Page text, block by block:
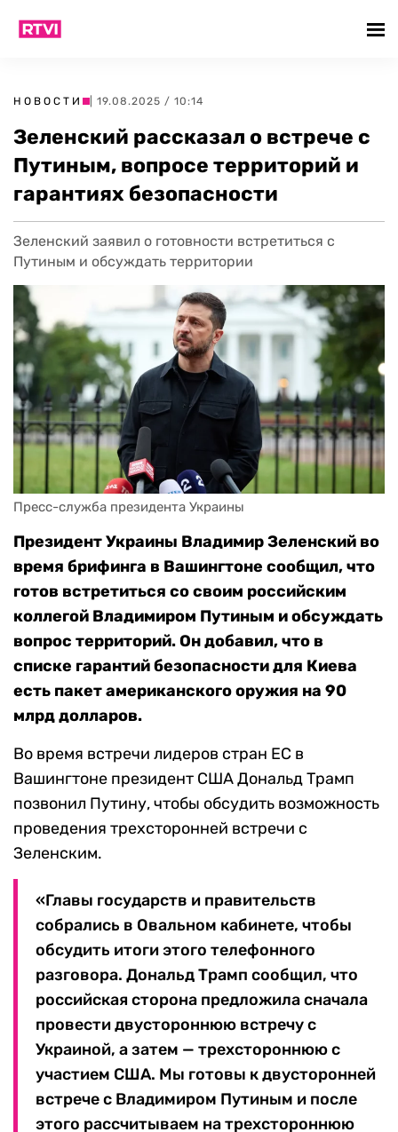
НОВОСТИ | 19.08.2025 / 10:14
Зеленский рассказал о встрече с
Путиным, вопросе территорий и
гарантиях безопасности
Зеленский заявил о готовности встретиться с
Путиным и обсуждать территории
Пресс-служба президента Украины
Президент Украины Владимир Зеленский во
время брифинга в Вашингтоне сообщил, что
готов встретиться со своим российским
коллегой Владимиром Путиным и обсуждать
вопрос территорий. Он добавил, что в
списке гарантий безопасности для Киева
есть пакет американского оружия на 90
млрд долларов.
Во время встречи лидеров стран ЕС в
Вашингтоне президент США Дональд Трамп
позвонил Путину, чтобы обсудить возможность
проведения трехсторонней встречи с
Зеленским.
«Главы государств и правительств
собрались в Овальном кабинете, чтобы
обсудить итоги этого телефонного
разговора. Дональд Трамп сообщил, что
российская сторона предложила сначала
провести двустороннюю встречу с
Украиной, а затем — трехстороннюю с
участием США. Мы готовы к двусторонней
встрече с Владимиром Путиным и после
этого рассчитываем на трехстороннюю